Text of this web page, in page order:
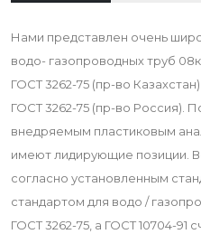
Нами представлен очень
водо- газопроводных труб
ГОСТ 3262-75 (пр-во Казахстан)
ГОСТ 3262-75 (пр-во Россия).
внедряемым пластиковым
имеют лидирующие позиции.
согласно установленным
стандартом для водо /
ГОСТ 3262-75, а ГОСТ 10704-91